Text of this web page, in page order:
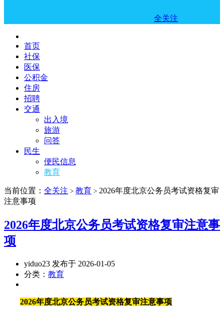
全关注
首页
社保
医保
公积金
住房
招聘
交通
出入境
旅游
问答
民生
便民信息
教育
当前位置： 全关注 > 教育 > 2026年度北京公务员考试资格复审
注意事项
2026年度北京公务员考试资格复审注意事
项
yiduo23 发布于 2026-01-05
分类： 教育
2026年度北京公务员考试资格复审注意事项